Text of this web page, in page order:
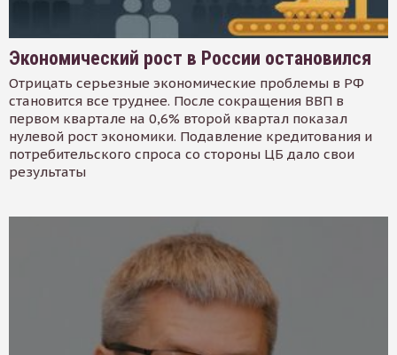
Экономический рост в России остановился
Отрицать серьезные экономические проблемы в РФ
становится все труднее. После сокращения ВВП в
первом квартале на 0,6% второй квартал показал
нулевой рост экономики. Подавление кредитования и
потребительского спроса со стороны ЦБ дало свои
результаты